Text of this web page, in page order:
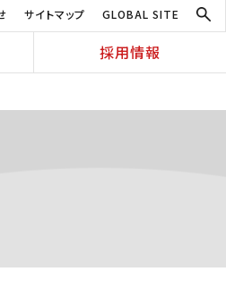
サイトマップ GLOBAL SITE
採用情報